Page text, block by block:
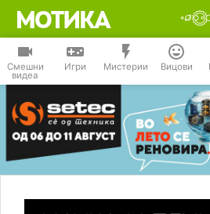
Смешни
видеа
Игри Мистерии Вицови